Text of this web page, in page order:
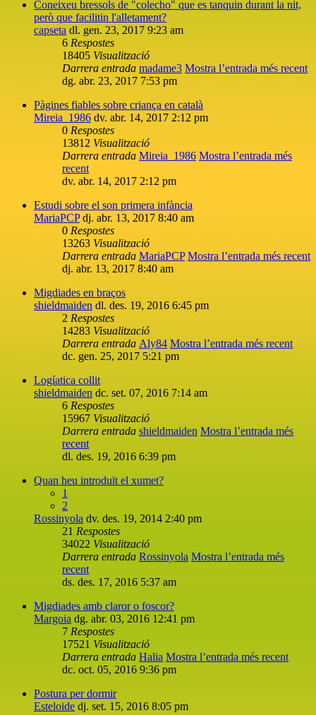
Coneixeu bressols de "colecho" que es tanquin durant la nit,
però que facilitin l'alletament?
capseta dl. gen. 23, 2017 9:23 am
6 Respostes
18405 Visualització
Darrera entrada madame3 Mostra l’entrada més recent
dg. abr. 23, 2017 7:53 pm
Pàgines fiables sobre criança en català
Mireia_1986 dv. abr. 14, 2017 2:12 pm
0 Respostes
13812 Visualització
Darrera entrada Mireia_1986 Mostra l’entrada més
recent
dv. abr. 14, 2017 2:12 pm
Estudi sobre el son primera infància
MariaPCP dj. abr. 13, 2017 8:40 am
0 Respostes
13263 Visualització
Darrera entrada MariaPCP Mostra l’entrada més recent
dj. abr. 13, 2017 8:40 am
Migdiades en braços
shieldmaiden dl. des. 19, 2016 6:45 pm
2 Respostes
14283 Visualització
Darrera entrada Aly84 Mostra l’entrada més recent
dc. gen. 25, 2017 5:21 pm
Logíatica collit
shieldmaiden dc. set. 07, 2016 7:14 am
6 Respostes
15967 Visualització
Darrera entrada shieldmaiden Mostra l’entrada més
recent
dl. des. 19, 2016 6:39 pm
Quan heu introduït el xumet?
1
2
Rossinyola dv. des. 19, 2014 2:40 pm
21 Respostes
34022 Visualització
Darrera entrada Rossinyola Mostra l’entrada més
recent
ds. des. 17, 2016 5:37 am
Migdiades amb claror o foscor?
Margoia dg. abr. 03, 2016 12:41 pm
7 Respostes
17521 Visualització
Darrera entrada Halia Mostra l’entrada més recent
dc. oct. 05, 2016 9:36 pm
Postura per dormir
Esteloide dj. set. 15, 2016 8:05 pm